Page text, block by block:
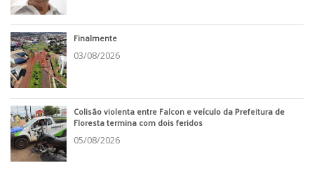
Finalmente
03/08/2026
Colisão violenta entre Falcon e veículo da Prefeitura de
Floresta termina com dois feridos
05/08/2026